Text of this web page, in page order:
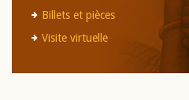
Billets et pièces
Visite virtuelle